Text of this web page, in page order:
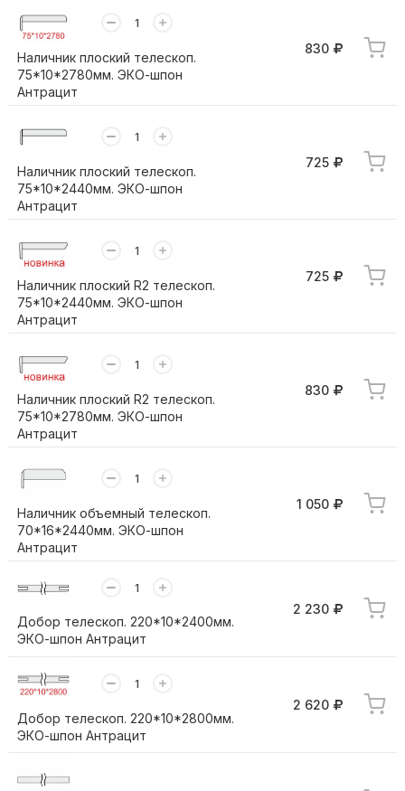
Наличник плоский телескоп.
75*10*2780мм. ЭКО-шпон
Антрацит
830
Наличник плоский телескоп.
75*10*2440мм. ЭКО-шпон
Антрацит
725
Наличник плоский R2 телескоп.
75*10*2440мм. ЭКО-шпон
Антрацит
725
Наличник плоский R2 телескоп.
75*10*2780мм. ЭКО-шпон
Антрацит
830
Наличник объемный телескоп.
70*16*2440мм. ЭКО-шпон
Антрацит
1 050
Добор телескоп. 220*10*2400мм.
ЭКО-шпон Антрацит
2 230
Добор телескоп. 220*10*2800мм.
ЭКО-шпон Антрацит
2 620